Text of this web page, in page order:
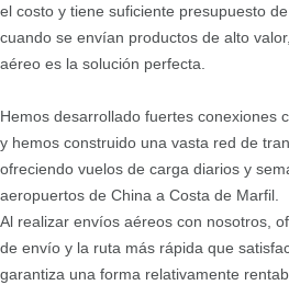
el costo y tiene suficiente presupuesto
cuando se envían productos de alto
aéreo es la solución perfecta.
Hemos desarrollado fuertes conexiones
y hemos construido una vasta red de
ofreciendo vuelos de carga diarios y
aeropuertos de China a Costa de Marfil.
Al realizar envíos aéreos con nosotros,
de envío y la ruta más rápida que
garantiza una forma relativamente